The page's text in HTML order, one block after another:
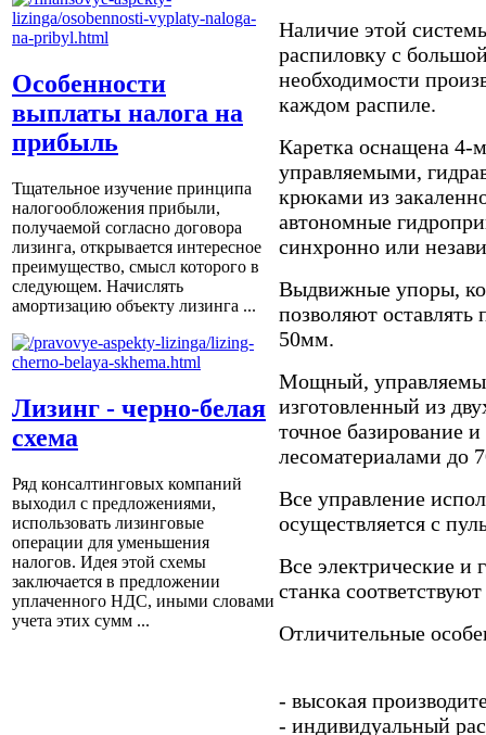
Особенности
выплаты налога на
прибыль
Тщательное изучение принципа
налогообложения прибыли,
получаемой согласно договора
лизинга, открывается интересное
преимущество, смысл которого в
следующем. Начислять
амортизацию объекту лизинга ...
Лизинг - черно-белая
схема
Ряд консалтинговых компаний
выходил с предложениями,
использовать лизинговые
операции для уменьшения
налогов. Идея этой схемы
заключается в предложении
уплаченного НДС, иными словами
учета этих сумм ...
Наличие этой
распиловку с
необходимости
каждом распиле.
Каретка оснащена 4-
управляемыми,
крюками из
автономные
синхронно или
Выдвижные упоры,
позволяют оставлять
50мм.
Мощный,
изготовленный из
точное базирование
лесоматериалами до
Все управление
осуществляется с
Все электрические и
станка
Отличительные
- высокая
- индивидуальный